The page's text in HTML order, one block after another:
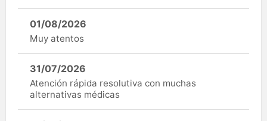
01/08/2026
Muy atentos
31/07/2026
Atención rápida resolutiva con muchas
alternativas médicas